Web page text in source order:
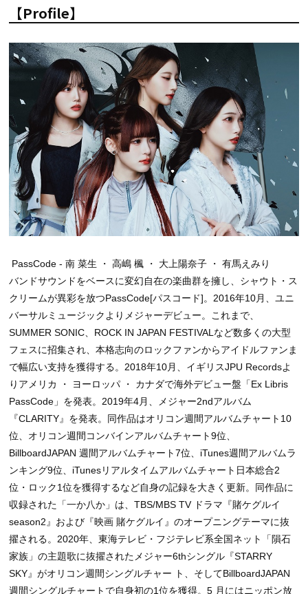
【Profile】
PassCode - 南 菜生 ・ 高嶋 楓 ・ 大上陽奈子 ・ 有馬えみり
バンドサウンドをベースに変幻自在の楽曲群を擁し、シャウト・ス
クリームが異彩を放つPassCode[パスコード]。2016年10月、ユニ
バーサルミュージックよりメジャーデビュー。これまで、
SUMMER SONIC、ROCK IN JAPAN FESTIVALなど数多くの大型
フェスに招集され、本格志向のロックファンからアイドルファンま
で幅広い支持を獲得する。2018年10月、イギリスJPU Recordsよ
りアメリカ ・ ヨーロッパ ・ カナダで海外デビュー盤「Ex Libris
PassCode」を発表。2019年4月、メジャー2ndアルバム
『CLARITY』を発表。同作品はオリコン週間アルバムチャート10
位、オリコン週間コンバインアルバムチャート9位、
BillboardJAPAN 週間アルバムチャート7位、iTunes週間アルバムラ
ンキング9位、iTunesリアルタイムアルバムチャート日本総合2
位・ロック1位を獲得するなど自身の記録を大きく更新。同作品に
収録された「一か八か」は、TBS/MBS TV ドラマ『賭ケグルイ
season2』および『映画 賭ケグルイ』のオープニングテーマに抜
擢される。2020年、東海テレビ・フジテレビ系全国ネット「隕石
家族」の主題歌に抜擢されたメジャー6thシングル『STARRY
SKY』がオリコン週間シングルチャー ト、そしてBillboardJAPAN
週間シングルチャートで自身初の1位を獲得。5 月にはニッポン放